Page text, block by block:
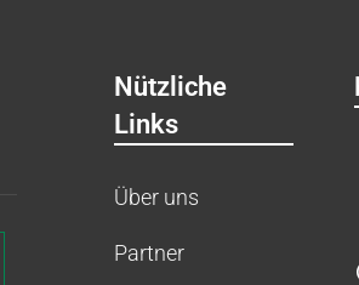
Nützliche
Links
Über uns
Partner